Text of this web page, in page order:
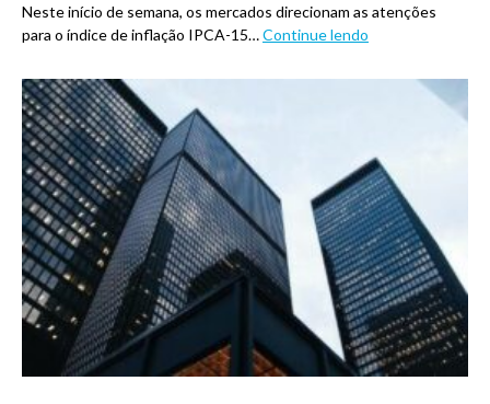
Neste início de semana, os mercados direcionam as atenções
para o índice de inflação IPCA-15…Continue lendo